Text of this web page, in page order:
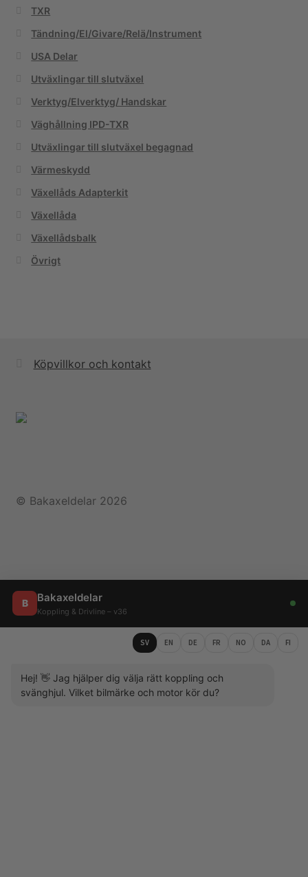
TXR
Tändning/El/Givare/Relä/Instrument
USA Delar
Utväxlingar till slutväxel
Verktyg/Elverktyg/ Handskar
Väghållning IPD-TXR
Utväxlingar till slutväxel begagnad
Värmeskydd
Växellåds Adapterkit
Växellåda
Växellådsbalk
Övrigt
Köpvillkor och kontakt
© Bakaxeldelar 2026
B Bakaxeldelar
Koppling & Drivline – v36
SV EN DE FR NO DA FI
Hej! 👋 Jag hjälper dig välja rätt koppling och
svänghjul. Vilket bilmärke och motor kör du?